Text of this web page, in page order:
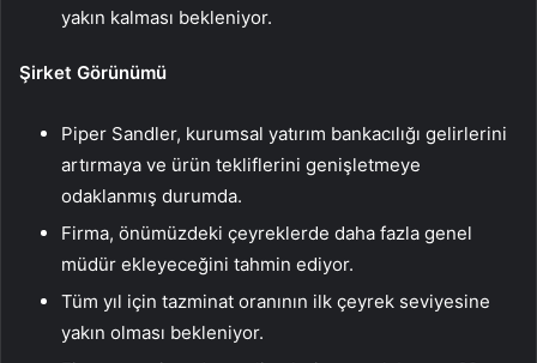
yakın kalması bekleniyor.
Şirket Görünümü
Piper Sandler, kurumsal yatırım bankacılığı gelirlerini
artırmaya ve ürün tekliflerini genişletmeye
odaklanmış durumda.
Firma, önümüzdeki çeyreklerde daha fazla genel
müdür ekleyeceğini tahmin ediyor.
Tüm yıl için tazminat oranının ilk çeyrek seviyesine
yakın olması bekleniyor.